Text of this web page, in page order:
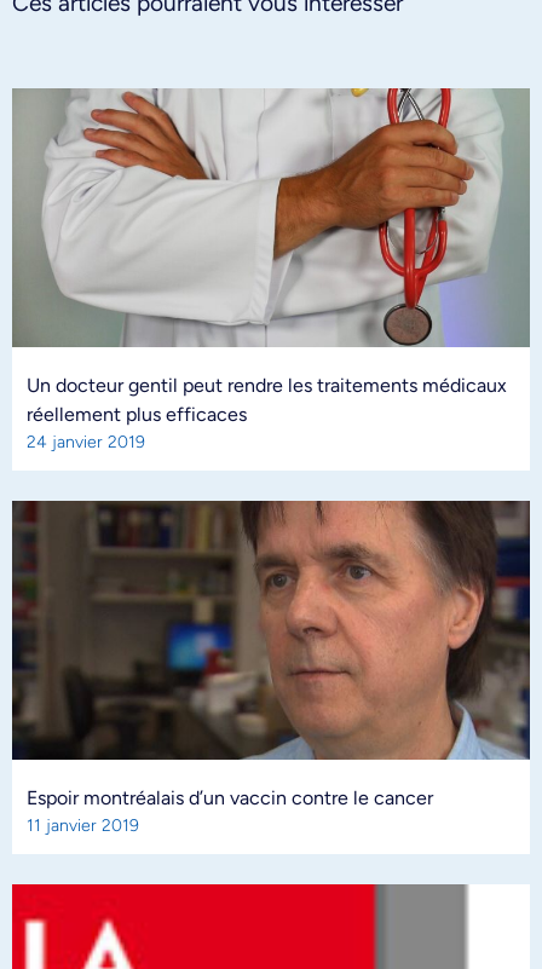
Un docteur gentil peut rendre les traitements médicaux
réellement plus efficaces
24 janvier 2019
Espoir montréalais d’un vaccin contre le cancer
11 janvier 2019